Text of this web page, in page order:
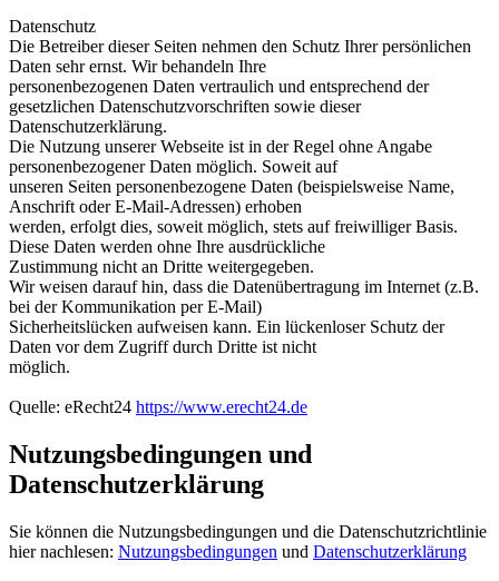
Datenschutz
Die Betreiber dieser Seiten nehmen den Schutz Ihrer persönlichen
Daten sehr ernst. Wir behandeln Ihre
personenbezogenen Daten vertraulich und entsprechend der
gesetzlichen Datenschutzvorschriften sowie dieser
Datenschutzerklärung.
Die Nutzung unserer Webseite ist in der Regel ohne Angabe
personenbezogener Daten möglich. Soweit auf
unseren Seiten personenbezogene Daten (beispielsweise Name,
Anschrift oder E-Mail-Adressen) erhoben
werden, erfolgt dies, soweit möglich, stets auf freiwilliger Basis.
Diese Daten werden ohne Ihre ausdrückliche
Zustimmung nicht an Dritte weitergegeben.
Wir weisen darauf hin, dass die Datenübertragung im Internet (z.B.
bei der Kommunikation per E-Mail)
Sicherheitslücken aufweisen kann. Ein lückenloser Schutz der
Daten vor dem Zugriff durch Dritte ist nicht
möglich.
Quelle: eRecht24 https://www.erecht24.de
Nutzungsbedingungen und
Datenschutzerklärung
Sie können die Nutzungsbedingungen und die Datenschutzrichtlinie
hier nachlesen: Nutzungsbedingungen und Datenschutzerklärung